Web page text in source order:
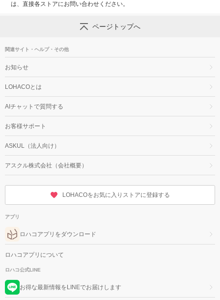
は、直接各ストアにお問い合わせください。
ページトップへ
関連サイト・ヘルプ・その他
お知らせ
LOHACOとは
AIチャットで質問する
お客様サポート
ASKUL（法人向け）
アスクル株式会社（会社概要）
LOHACOをお気に入りストアに登録する
アプリ
ロハコアプリをダウンロード
ロハコアプリについて
ロハコ公式LINE
お得な最新情報をLINEでお届けします